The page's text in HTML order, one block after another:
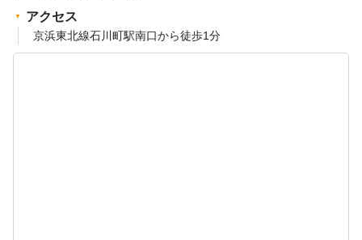
アクセス
京浜東北線石川町駅南口から徒歩1分